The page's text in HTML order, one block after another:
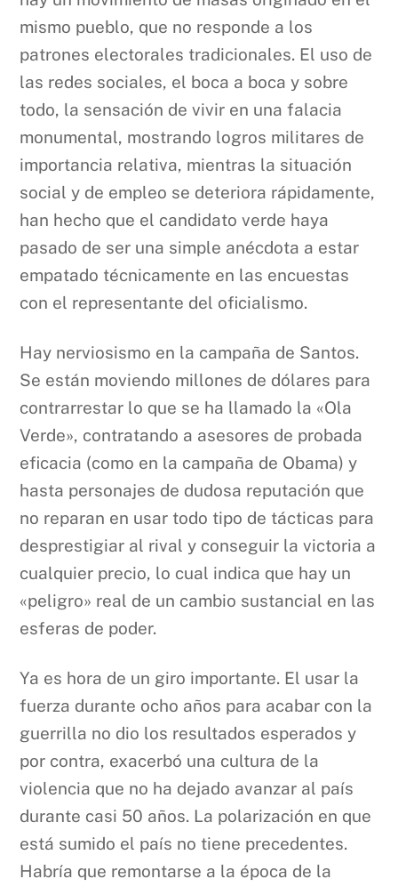
mismo pueblo, que no responde a los
patrones electorales tradicionales. El uso de
las redes sociales, el boca a boca y sobre
todo, la sensación de vivir en una falacia
monumental, mostrando logros militares de
importancia relativa, mientras la situación
social y de empleo se deteriora rápidamente,
han hecho que el candidato verde haya
pasado de ser una simple anécdota a estar
empatado técnicamente en las encuestas
con el representante del oficialismo.
Hay nerviosismo en la campaña de Santos.
Se están moviendo millones de dólares para
contrarrestar lo que se ha llamado la «Ola
Verde», contratando a asesores de probada
eficacia (como en la campaña de Obama) y
hasta personajes de dudosa reputación que
no reparan en usar todo tipo de tácticas para
desprestigiar al rival y conseguir la victoria a
cualquier precio, lo cual indica que hay un
«peligro» real de un cambio sustancial en las
esferas de poder.
Ya es hora de un giro importante. El usar la
fuerza durante ocho años para acabar con la
guerrilla no dio los resultados esperados y
por contra, exacerbó una cultura de la
violencia que no ha dejado avanzar al país
durante casi 50 años. La polarización en que
está sumido el país no tiene precedentes.
Habría que remontarse a la época de la